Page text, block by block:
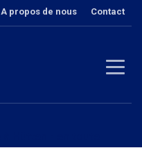
A propos de nous Contact